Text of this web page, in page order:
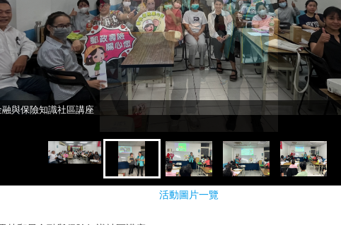
與保險知識社區講座
與保險知識社區講座
活動圖片一覽